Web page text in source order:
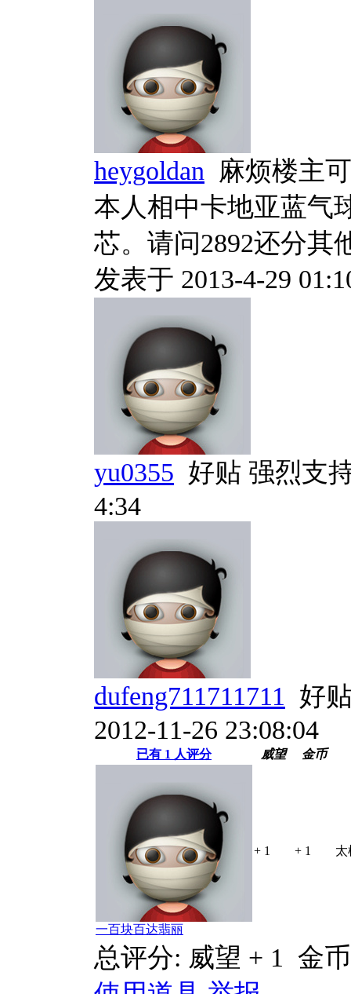
heygoldan 麻烦楼主
本人相中卡地亚蓝气
芯。请问2892还分
发表于 2013-4-29
yu0355 好贴 强烈支
4:34
dufeng711711711
好
2012-11-26 23:08:04
已有 1 人评分 威望 金币
一百块百达翡丽
+ 1 + 1 太
总评分: 威望 + 1 金